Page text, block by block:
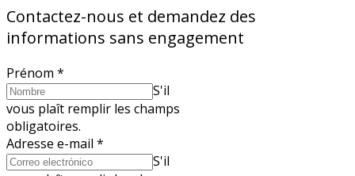
Contactez-nous et demandez des
informations sans engagement
Prénom *
S'il
vous plaît remplir les champs
obligatoires.
Adresse e-mail *
S'il